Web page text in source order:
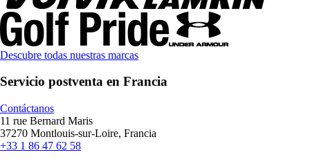
Descubre todas nuestras marcas
Servicio postventa en Francia
Contáctanos
11 rue Bernard Maris
37270 Montlouis-sur-Loire, Francia
+33 1 86 47 62 58